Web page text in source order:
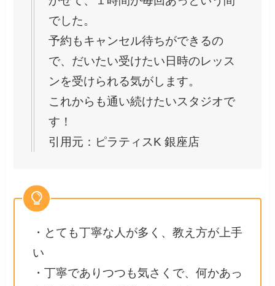
でした。
予約もキャンセル待ちができるの
で、だいたい受けたい日時のレッス
ンを受けられる気がします。
これからも通い続けたいスタジオで
す！
引用元：ピラティスK 銀座店
・とても丁寧な人が多く、教え方が上手
い
・丁寧でありつつも気さくで、何かあっ